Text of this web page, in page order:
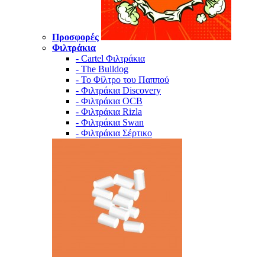
Προσφορές
Φιλτράκια
- Cartel Φιλτράκια
- The Bulldog
- Το Φίλτρο του Παππού
- Φιλτράκια Discovery
- Φιλτράκια OCB
- Φιλτράκια Rizla
- Φιλτράκια Swan
- Φιλτράκια Σέρτικο